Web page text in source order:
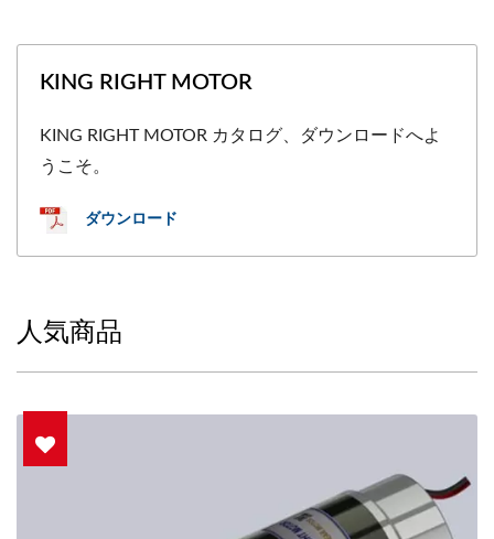
KING RIGHT MOTOR
KING RIGHT MOTOR カタログ、ダウンロードへよ
うこそ。
ダウンロード
人気商品